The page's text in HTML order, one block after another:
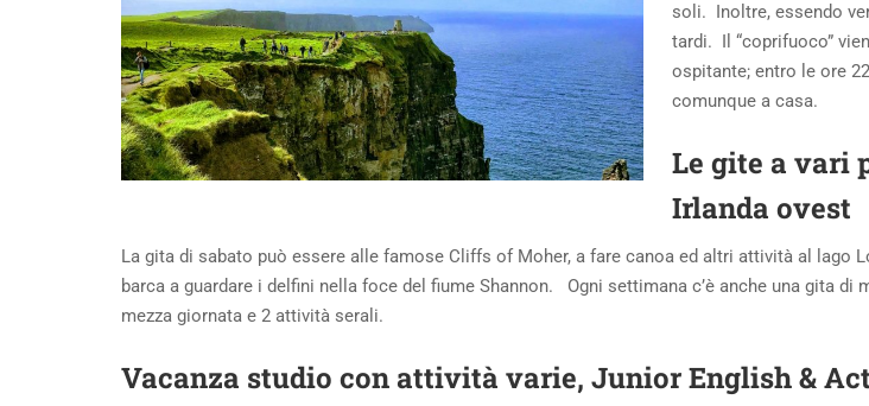
soli. Inoltre, essendo
tardi. Il “coprifuoco”
ospitante; entro le ore
comunque a casa.
Le gite a vari
Irlanda ovest
La gita di sabato può essere alle famose Cliffs of Moher, a fare canoa ed altri attività al lago
barca a guardare i delfini nella foce del fiume Shannon. Ogni settimana c’è anche una gita di
mezza giornata e 2 attività serali.
Vacanza studio con attività varie, Junior English &